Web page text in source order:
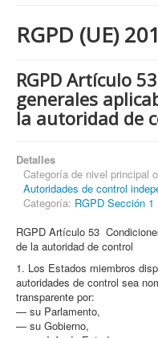
ZONA ABIERTA
Políticas de Cookies
¿Quienes tienen que
¿Que podemos hacer por
¿Cuando es obligatorio
Notas
Nosotros y contacto
Buscar...
RGPD (UE)
RGPD Artículo
generales
la autoridad de
Detalles
Categoría de nivel principal
Autoridades de control
Categoría: RGPD Sección 1
RGPD Artículo 53
de la autoridad de control
1. Los Estados miembros
autoridades de control sea
transparente por:
— su Parlamento,
— su Gobierno,